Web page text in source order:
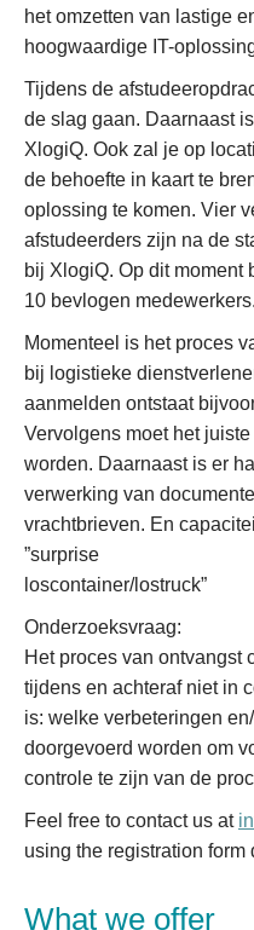
het omzetten van lastige
hoogwaardige IT-
Tijdens de
de slag gaan. Daarnaast
XlogiQ. Ook zal je op
de behoefte in kaart te
oplossing te komen. Vier
afstudeerders zijn na de
bij XlogiQ. Op dit moment
10 bevlogen medewerkers.
Momenteel is het proces
bij logistieke
aanmelden ontstaat
Vervolgens moet het
worden. Daarnaast is er
verwerking van
vrachtbrieven. En
”surprise
loscontainer/lostruck”
Onderzoeksvraag:
Het proces van ontvangst
tijdens en achteraf niet in
is: welke verbeteringen
doorgevoerd worden om
controle te zijn van de
Feel free to contact us at
using the registration form
What we offer